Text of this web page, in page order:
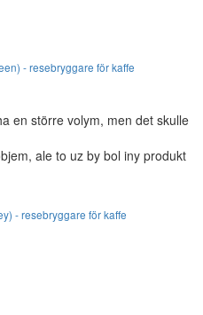
- resebryggare för kaffe
en större volym, men det skulle
ale to uz by bol iny produkt
- resebryggare för kaffe